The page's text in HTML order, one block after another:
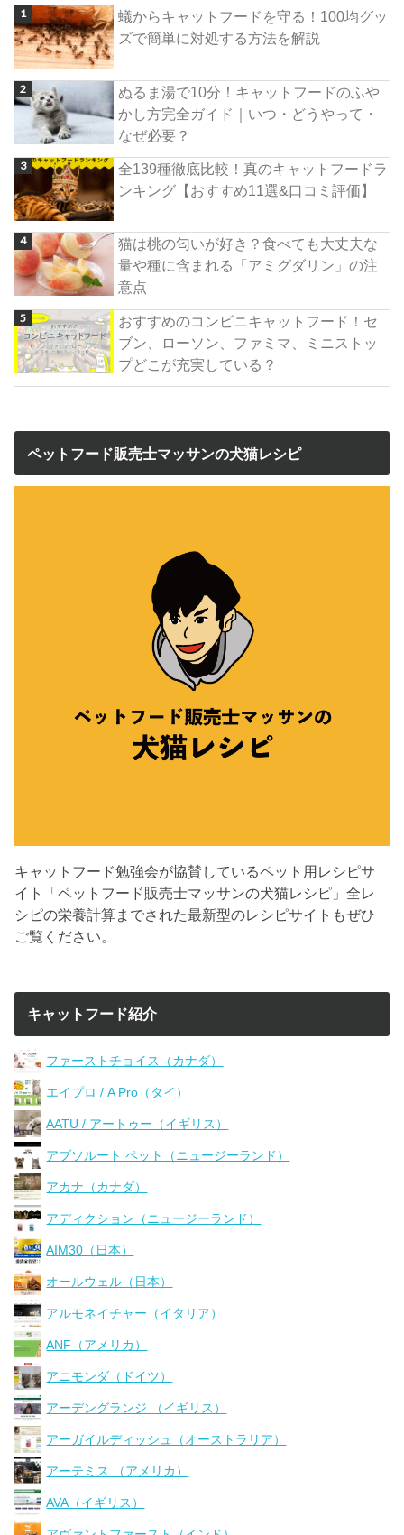
蟻からキャットフードを守る！100均グッ
ズで簡単に対処する方法を解説
ぬるま湯で10分！キャットフードのふや
かし方完全ガイド｜いつ・どうやって・
なぜ必要？
全139種徹底比較！真のキャットフードラ
ンキング【おすすめ11選&口コミ評価】
猫は桃の匂いが好き？食べても大丈夫な
量や種に含まれる「アミグダリン」の注
意点
おすすめのコンビニキャットフード！セ
ブン、ローソン、ファミマ、ミニストッ
プどこが充実している？
ペットフード販売士マッサンの犬猫レシピ
キャットフード勉強会が協賛しているペット用レシピサ
イト「ペットフード販売士マッサンの犬猫レシピ」全レ
シピの栄養計算までされた最新型のレシピサイトもぜひ
ご覧ください。
キャットフード紹介
ファーストチョイス（カナダ）
エイプロ / A Pro（タイ）
AATU / アートゥー（イギリス）
アブソルート ペット（ニュージーランド）
アカナ（カナダ）
アディクション（ニュージーランド）
AIM30（日本）
オールウェル（日本）
アルモネイチャー（イタリア）
ANF（アメリカ）
アニモンダ（ドイツ）
アーデングランジ （イギリス）
アーガイルディッシュ（オーストラリア）
アーテミス （アメリカ）
AVA（イギリス）